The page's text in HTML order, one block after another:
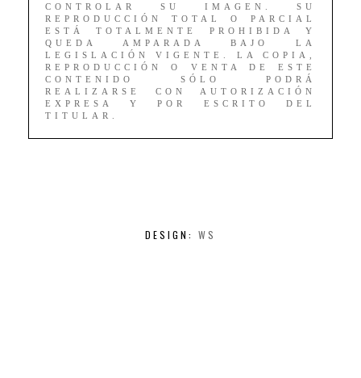
CONTROLAR SU IMAGEN. SU
REPRODUCCIÓN TOTAL O PARCIAL
ESTÁ TOTALMENTE PROHIBIDA Y
QUEDA AMPARADA BAJO LA
LEGISLACIÓN VIGENTE. LA COPIA,
REPRODUCCIÓN O VENTA DE ESTE
CONTENIDO SÓLO PODRÁ
REALIZARSE CON AUTORIZACIÓN
EXPRESA Y POR ESCRITO DEL
TITULAR.
DESIGN: WS